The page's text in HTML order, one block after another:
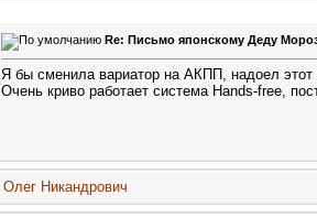
Re: Письмо японскому Деду
Я бы сменила вариатор на АКПП, надоел этот
Очень криво работает система Hands-free,
Олег Никандрович